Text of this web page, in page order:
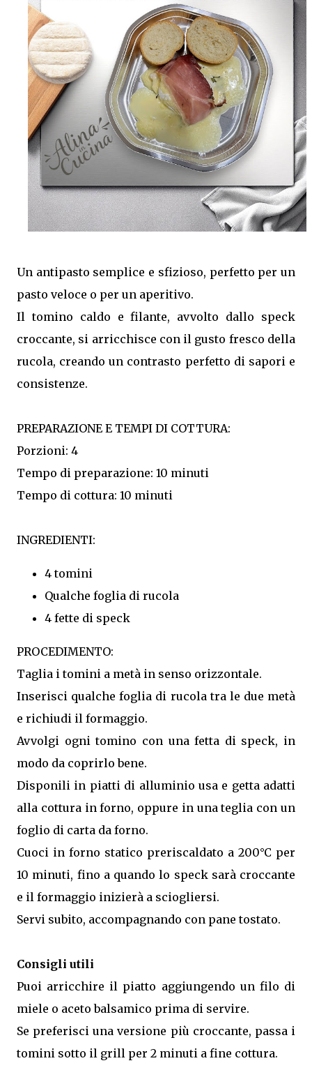
aromi, rendendole ancora più gustose. Ottime da
servire come contorno oppure come antipasto nelle
giornate più calde. Come ottenere zucchine saporite e
ben marinate Per un risultato perfetto: Taglia le
zucchine a fette sottili e dello stesso spessore.
Preriscalda la friggitrice ad aria. Cuocile in più riprese
senza sovrapporle. Condiscile quando sono ancora
tiepide. Lasciale riposare in frigorifero prima di
servirle. Porzioni: 2/3 Tempo di preparazione: circa 15
minuti Tempo di cottura: circa 15 minuti (3 cotture da 5
minuti) Tempo di ri...
Un antipasto semplice e sfizioso, perfetto per un
pasto veloce o per un aperitivo.
Il tomino caldo e filante, avvolto dallo speck
croccante, si arricchisce con il gusto fresco della
rucola, creando un contrasto perfetto di sapori e
consistenze.
PREPARAZIONE E TEMPI DI COTTURA:
Porzioni: 4
Tempo di preparazione: 10 minuti
Tempo di cottura: 10 minuti
INGREDIENTI:
4 tomini
Qualche foglia di rucola
4 fette di speck
PROCEDIMENTO:
Taglia i tomini a metà in senso orizzontale.
Inserisci qualche foglia di rucola tra le due metà
e richiudi il formaggio.
Avvolgi ogni tomino con una fetta di speck, in
modo da coprirlo bene.
Disponili in piatti di alluminio usa e getta adatti
alla cottura in forno, oppure in una teglia con un
foglio di carta da forno.
Cuoci in forno statico preriscaldato a 200°C per
10 minuti, fino a quando lo speck sarà croccante
e il formaggio inizierà a sciogliersi.
Servi subito, accompagnando con pane tostato.
Consigli utili
Puoi arricchire il piatto aggiungendo un filo di
miele o aceto balsamico prima di servire.
Se preferisci una versione più croccante, passa i
tomini sotto il grill per 2 minuti a fine cottura.